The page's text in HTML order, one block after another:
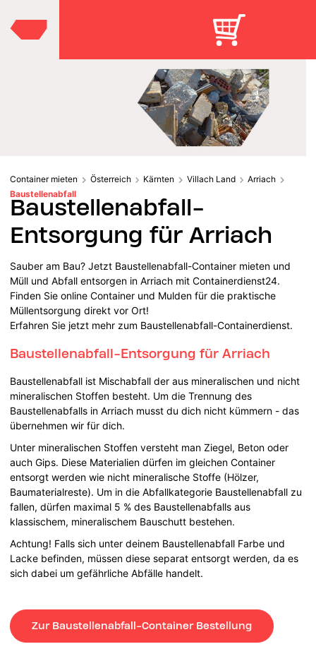
Container mieten Österreich Kärnten Villach Land
Arriach
Baustellenabfall
Baustellenabfall-
Entsorgung für Arriach
Sauber am Bau? Jetzt Baustellenabfall-Container mieten und
Müll und Abfall entsorgen in Arriach mit Containerdienst24.
Finden Sie online Container und Mulden für die praktische
Müllentsorgung direkt vor Ort!
Erfahren Sie jetzt mehr zum Baustellenabfall-Containerdienst.
Baustellenabfall-Entsorgung für Arriach
Baustellenabfall ist Mischabfall der aus mineralischen und nicht
mineralischen Stoffen besteht. Um die Trennung des
Baustellenabfalls in Arriach musst du dich nicht kümmern - das
übernehmen wir für dich.
Unter mineralischen Stoffen versteht man Ziegel, Beton oder
auch Gips. Diese Materialien dürfen im gleichen Container
entsorgt werden wie nicht mineralische Stoffe (Hölzer,
Baumaterialreste). Um in die Abfallkategorie Baustellenabfall zu
fallen, dürfen maximal 5 % des Baustellenabfalls aus
klassischem, mineralischem Bauschutt bestehen.
Achtung! Falls sich unter deinem Baustellenabfall Farbe und
Lacke befinden, müssen diese separat entsorgt werden, da es
sich dabei um gefährliche Abfälle handelt.
Zur Baustellenabfall-Container Bestellung